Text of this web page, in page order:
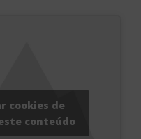
cookies de
conteúdo